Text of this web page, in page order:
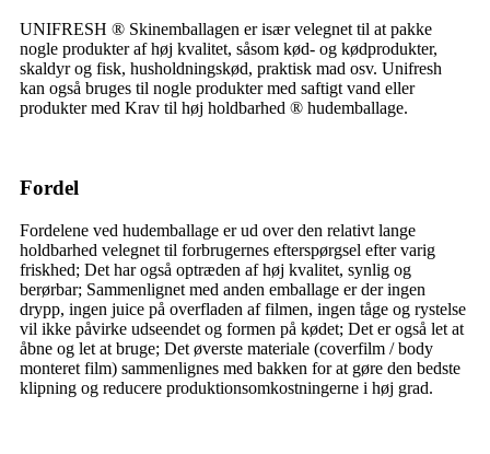
UNIFRESH ® Skinemballagen er især velegnet til at pakke
nogle produkter af høj kvalitet, såsom kød- og kødprodukter,
skaldyr og fisk, husholdningskød, praktisk mad osv. Unifresh
kan også bruges til nogle produkter med saftigt vand eller
produkter med Krav til høj holdbarhed ® hudemballage.
Fordel
Fordelene ved hudemballage er ud over den relativt lange
holdbarhed velegnet til forbrugernes efterspørgsel efter varig
friskhed; Det har også optræden af ​​høj kvalitet, synlig og
berørbar; Sammenlignet med anden emballage er der ingen
drypp, ingen juice på overfladen af ​​filmen, ingen tåge og rystelse
vil ikke påvirke udseendet og formen på kødet; Det er også let at
åbne og let at bruge; Det øverste materiale (coverfilm / body
monteret film) sammenlignes med bakken for at gøre den bedste
klipning og reducere produktionsomkostningerne i høj grad.